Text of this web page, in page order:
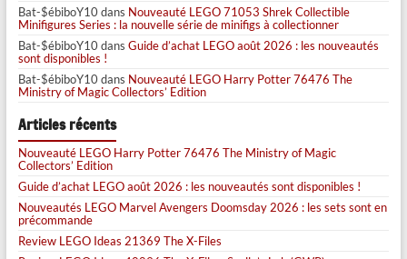
Bat-$ébiboY10dans Nouveauté LEGO 71053 Shrek Collectible
Minifigures Series : la nouvelle série de minifigs à collectionner
Bat-$ébiboY10dans Guide d’achat LEGO août 2026 : les nouveautés
sont disponibles !
Bat-$ébiboY10dans Nouveauté LEGO Harry Potter 76476 The
Ministry of Magic Collectors’ Edition
Articles récents
Nouveauté LEGO Harry Potter 76476 The Ministry of Magic
Collectors’ Edition
Guide d’achat LEGO août 2026 : les nouveautés sont disponibles !
Nouveautés LEGO Marvel Avengers Doomsday 2026 : les sets sont en
précommande
Review LEGO Ideas 21369 The X-Files